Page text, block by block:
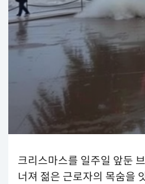
크리스마스를 일주일 앞둔
너져 젊은 근로자의 목숨을